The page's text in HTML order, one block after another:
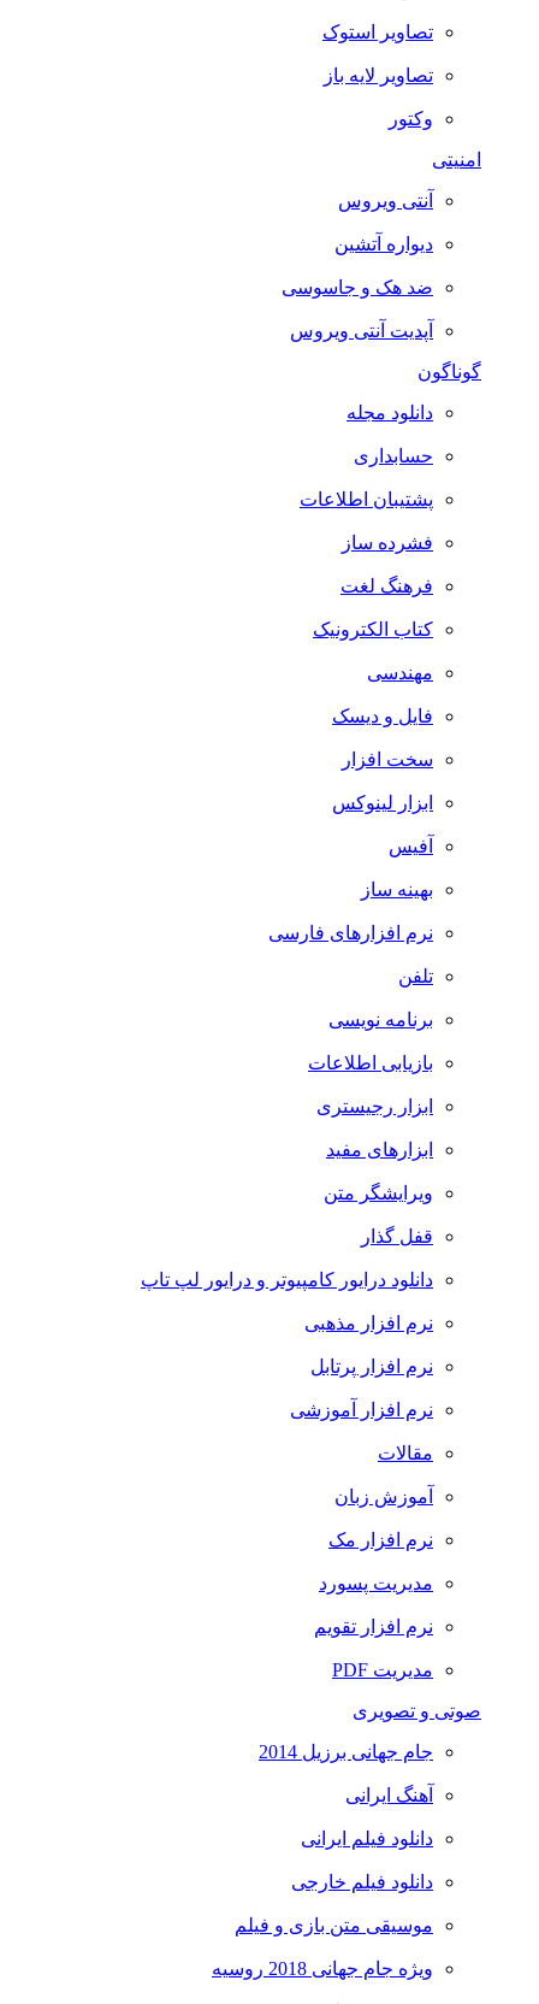
تصاویر استوک
تصاویر لایه باز
وکتور
امنیتی
آنتی ویروس
دیواره آتشین
ضد هک و جاسوسی
آپدیت آنتی ویروس
گوناگون
دانلود مجله
حسابداری
پشتیبان اطلاعات
فشرده ساز
فرهنگ لغت
کتاب الکترونیک
مهندسی
فایل و دیسک
سخت افزار
ابزار لینوکس
آفیس
بهینه ساز
نرم افزارهای فارسی
تلفن
برنامه نویسی
بازیابی اطلاعات
ابزار رجیستری
ابزارهای مفید
ویرایشگر متن
قفل گذار
دانلود درایور کامپیوتر و درایور لپ تاپ
نرم افزار مذهبی
نرم افزار پرتابل
نرم افزار آموزشی
مقالات
آموزش زبان
نرم افزار مک
مدیریت پسورد
نرم افزار تقویم
مدیریت PDF
صوتی و تصویری
جام جهانی برزیل 2014
آهنگ ایرانی
دانلود فیلم ایرانی
دانلود فیلم خارجی
موسیقی متن بازی و فیلم
ویژه جام جهانی 2018 روسیه